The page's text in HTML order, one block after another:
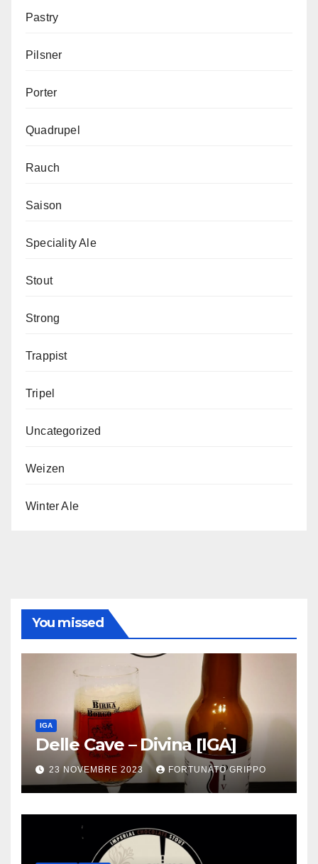
Pastry
Pilsner
Porter
Quadrupel
Rauch
Saison
Speciality Ale
Stout
Strong
Trappist
Tripel
Uncategorized
Weizen
Winter Ale
You missed
IGA
Delle Cave – Divina [IGA]
23 NOVEMBRE 2023 FORTUNATO GRIPPO